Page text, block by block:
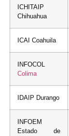
ICHITAIP
Chihuahua
ICAI Coahuila
INFOCOL
Colima
IDAIP Durango
INFOEM
Estado de